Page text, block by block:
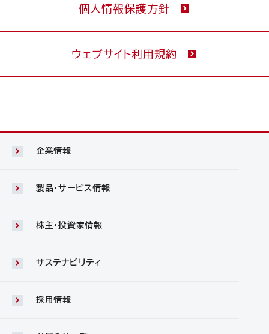
個人情報保護方針
ウェブサイト利用規約
企業情報
製品・サービス情報
株主・投資家情報
サステナビリティ
採用情報